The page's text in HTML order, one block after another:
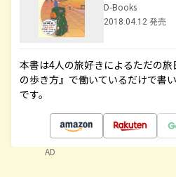
D-Books
2018.04.12 発売
本書は4人の旅好きによるただの
の歩き方』で働いているだけで書
です。
AD